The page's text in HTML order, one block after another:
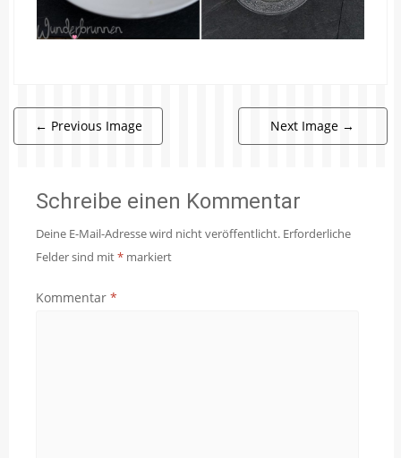
← Previous Image Next Image →
Schreibe einen Kommentar
Deine E-Mail-Adresse wird nicht veröffentlicht. Erforderliche
Felder sind mit* markiert
Kommentar *